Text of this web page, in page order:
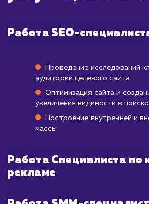
тщательного
релевантной аудитории,
Первые признаки
трафика вы сможете
месяца после начала работы.
Этот процесс включает
работу с
пользовательского
анализируем трафик,